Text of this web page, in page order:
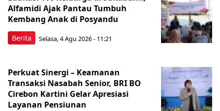
Berita
Alfamidi Ajak Pantau Tumbuh
Kembang Anak di Posyandu
Selasa, 4 Agu 2026 - 11:21
Perkuat Sinergi – Keamanan
Transaksi Nasabah Senior, BRI BO
Cirebon Kartini Gelar Apresiasi
Layanan Pensiunan